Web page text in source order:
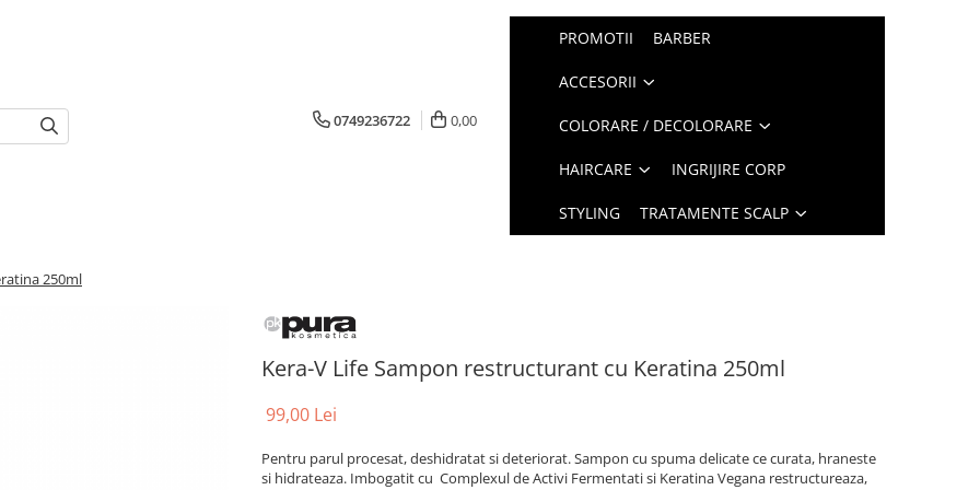
0749236722 0,00
PROMOTII BARBER
ACCESORII
COLORARE / DECOLORARE
HAIRCARE INGRIJIRE CORP
STYLING TRATAMENTE SCALP
250ml
Kera-V Life Sampon restructurant cu Keratina 250ml
99,00 Lei
Pentru parul procesat, deshidratat si deteriorat. Sampon cu spuma delicate ce curata, hraneste
si hidrateaza. Imbogatit cu Complexul de Activi Fermentati si Keratina Vegana restructureaza,